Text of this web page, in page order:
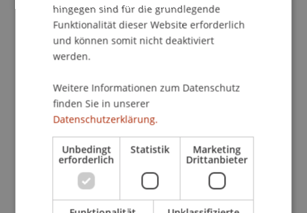
Praxischeck - ein Schnuppertag an der Uni!
Programm
MassgeschneiderterPraxisworkshop
Tourüber den Unicampus
Stehlunch mitStudent Ambassadors
Jetzt zum Student for a day anmelden!
Individuelle Gruppentermine auf Anfrage
hingegen sind für die grundlegende
Funktionalität dieser Website erforderlich
und können somit nicht deaktiviert
werden.
Weitere Informationen zum Datenschutz
finden Sie in unserer
Datenschutzerklärung.
Unbedingt
erforderlich
Statistik Marketing
Drittanbieter